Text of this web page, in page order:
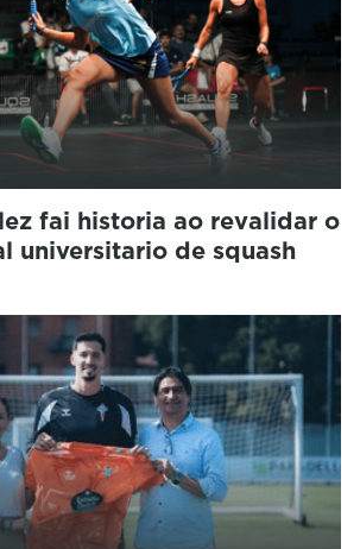
fai historia ao revalidar o
universitario de squash